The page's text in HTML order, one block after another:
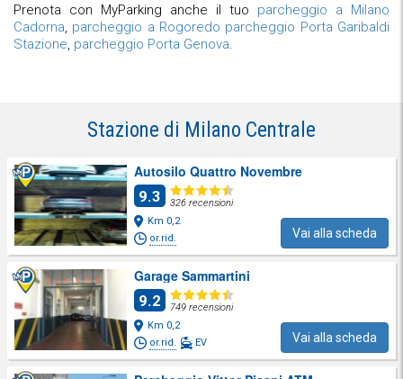
Prenota con MyParking anche il tuo parcheggio a Milano
Cadorna parcheggio a Rogoredo parcheggio Porta Garibaldi
Stazione parcheggio Porta Genova
Stazione di Milano Centrale
Autosilo Quattro Novembre
9.3
326 recensioni
Km 0,2
or.rid.
Vai alla scheda
Garage Sammartini
9.2
749 recensioni
Km 0,2
or.rid.
EV Vai alla scheda